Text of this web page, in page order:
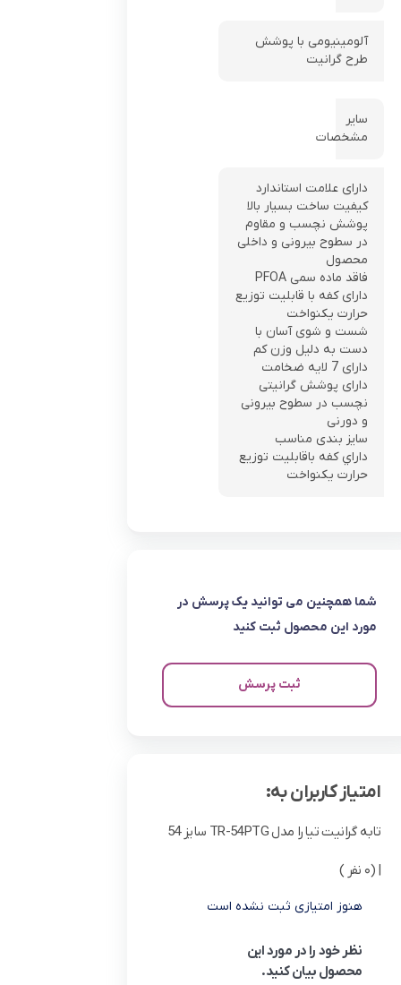
آلومینیومی با پوشش
طرح گرانیت
سایر
مشخصات
دارای علامت استاندارد
کیفیت ساخت بسیار بالا
پوشش نچسب و مقاوم
در سطوح بیرونی و داخلی
محصول
فاقد ماده سمی PFOA
دارای کفه با قابليت توزيع
حرارت يکنواخت
شست و شوی آسان با
دست به دليل وزن كم
دارای 7 لایه ضخامت
دارای پوشش گرانیتی
نچسب در سطوح بیرونی
و دورنی
سایز بندی مناسب
داراي کفه باقابليت توزيع
حرارت يکنواخت
شما همچنین می توانید یک پرسش در
مورد این محصول ثبت کنید
ثبت پرسش
امتیاز کاربران به:
تابه گرانیت تیارا مدل TR-54PTG سایز 54
| (0 نفر )
هنوز امتیازی ثبت نشده است
نظر خود را در مورد این
محصول بیان کنید.